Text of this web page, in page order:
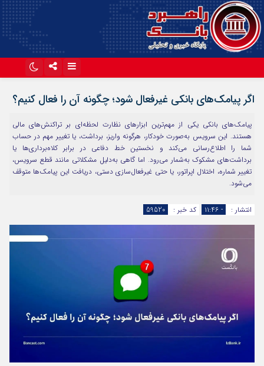
اگر پیامک‌های بانکی غیرفعال شود؛ چگونه آن را فعال کنیم؟
پیامک‌های بانکی یکی از مهم‌ترین ابزارهای نظارت لحظه‌ای بر تراکنش‌های مالی
هستند. این سرویس به‌صورت خودکار، هرگونه واریز، برداشت، یا تغییر مهم در حساب
شما را اطلاع‌رسانی می‌کند و نخستین خط دفاعی در برابر کلاه‌برداری‌ها یا
برداشت‌های مشکوک به‌شمار می‌رود. اما گاهی به‌دلیل مشکلاتی مانند قطع سرویس،
تغییر شماره، اختلال اپراتور، یا حتی غیرفعال‌سازی دستی، دریافت این پیامک‌ها متوقف
می‌شود.
انتشار : - ۱۱:۴۶ کد خبر : 59520